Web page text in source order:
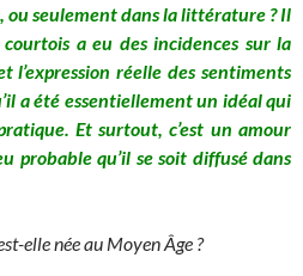
ou seulement dans la littérature ? Il
a eu des incidences sur la
l’expression réelle des sentiments
a été essentiellement un idéal qui
Et surtout, c’est un amour
probable qu’il se soit diffusé dans
elle née au Moyen Âge ?